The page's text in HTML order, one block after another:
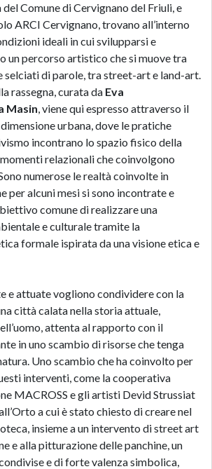
Comune di Cervignano del Friuli, e
ARCI Cervignano, trovano all’interno
ideali in cui svilupparsi e
un percorso artistico che si muove tra
selciati di parole, tra street-art e land-art.
rassegna, curata da Eva
Masin, viene qui espresso attraverso il
urbana, dove le pratiche
incontrano lo spazio fisico della
relazionali che coinvolgono
numerose le realtà coinvolte in
per alcuni mesi si sono incontrate e
comune di realizzare una
e culturale tramite la
formale ispirata da una visione etica e
e attuate vogliono condividere con la
città calata nella storia attuale,
attenta al rapporto con il
in uno scambio di risorse che tenga
Uno scambio che ha coinvolto per
interventi, come la cooperativa
MACROSS e gli artisti Devid Strussiat
a cui è stato chiesto di creare nel
insieme a un intervento di street art
e alla pitturazione delle panchine, un
e di forte valenza simbolica,